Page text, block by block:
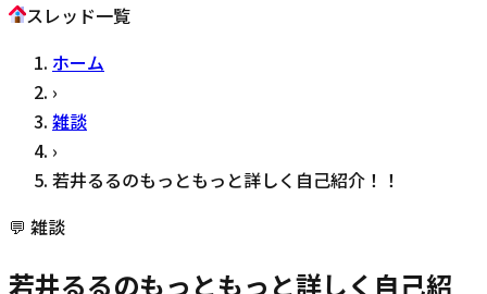
スレッド一覧
ホーム
›
雑談
›
若井るるのもっともっと詳しく自己紹介！！
💬 雑談
若井るるのもっともっと詳しく自己紹